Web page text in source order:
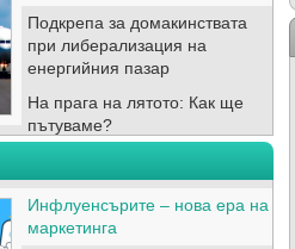
Подкрепа за домакинствата
при либерализация на
енергийния пазар
На прага на лятото: Как ще
пътуваме?
Инфлуенсърите – нова ера на
маркетинга